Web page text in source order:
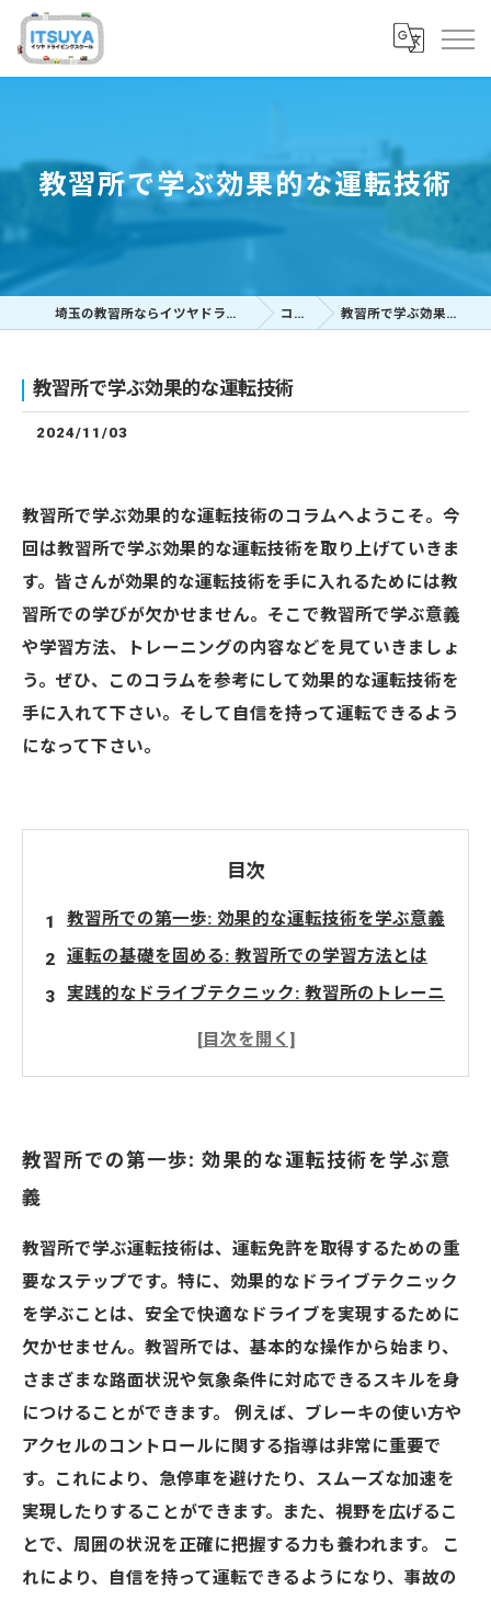
教習所で学ぶ効果的な運転技術
埼玉の教習所ならイツヤドライビングスクール コラム 教習所で学ぶ効果的な運転技術
教習所で学ぶ効果的な運転技術
2024/11/03
教習所で学ぶ効果的な運転技術のコラムへようこそ。今
回は教習所で学ぶ効果的な運転技術を取り上げていきま
す。皆さんが効果的な運転技術を手に入れるためには教
習所での学びが欠かせません。そこで教習所で学ぶ意義
や学習方法、トレーニングの内容などを見ていきましょ
う。ぜひ、このコラムを参考にして効果的な運転技術を
手に入れて下さい。そして自信を持って運転できるよう
になって下さい。
目次
教習所での第一歩: 効果的な運転技術を学ぶ意義
運転の基礎を固める: 教習所での学習方法とは
実践的なドライブテクニック: 教習所のトレーニ
未来の運転手へ: 効果的なドライブテクニックの
教習所での第一歩: 効果的な運転技術を学ぶ意
義
教習所で学ぶ運転技術は、運転免許を取得するための重
要なステップです。特に、効果的なドライブテクニック
を学ぶことは、安全で快適なドライブを実現するために
欠かせません。教習所では、基本的な操作から始まり、
さまざまな路面状況や気象条件に対応できるスキルを身
につけることができます。 例えば、ブレーキの使い方や
アクセルのコントロールに関する指導は非常に重要で
す。これにより、急停車を避けたり、スムーズな加速を
実現したりすることができます。また、視野を広げるこ
とで、周囲の状況を正確に把握する力も養われます。 こ
れにより、自信を持って運転できるようになり、事故の